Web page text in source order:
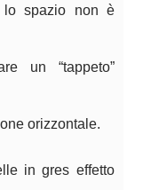
spazio non è
un “tappeto”
orizzontale.
in gres effetto